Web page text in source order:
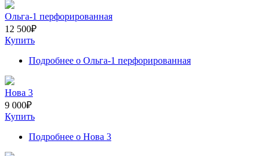
Ольга-1 перфорированная
12 500₽
Купить
Подробнее о Ольга-1 перфорированная
Нова 3
9 000₽
Купить
Подробнее о Нова 3